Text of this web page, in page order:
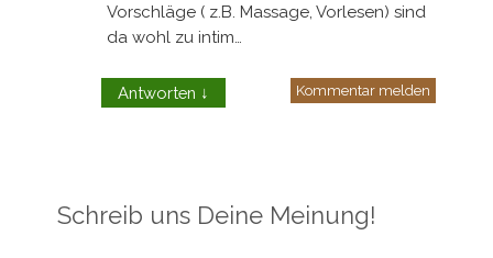
Vorschläge ( z.B. Massage, Vorlesen) sind
da wohl zu intim…
Antworten ↓ Kommentar melden
Schreib uns Deine Meinung!